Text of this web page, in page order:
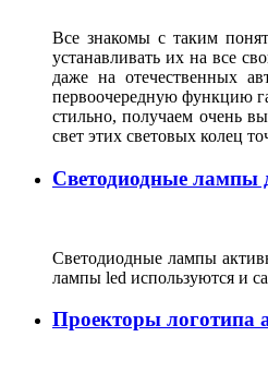
Все знакомы с таким
устанавливать их на все
даже на отечественных
первоочередную функцию
стильно, получаем очень
свет этих световых колец
Светодиодные лампы
Светодиодные лампы
лампы led используются и
Проекторы логотипа